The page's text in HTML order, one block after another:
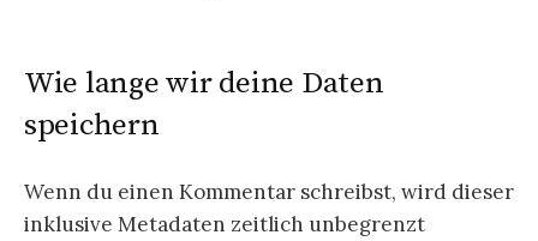
Wie lange wir deine Daten
speichern
Wenn du einen Kommentar schreibst, wird dieser
inklusive Metadaten zeitlich unbegrenzt